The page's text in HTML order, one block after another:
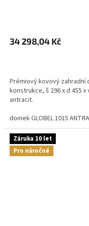
34 298,04 Kč
Prémiový kovový zahradní
konstrukce, š 296 x d 455
antracit.
domek GLOBEL 1015
Záruka 10 let
Pro náročné